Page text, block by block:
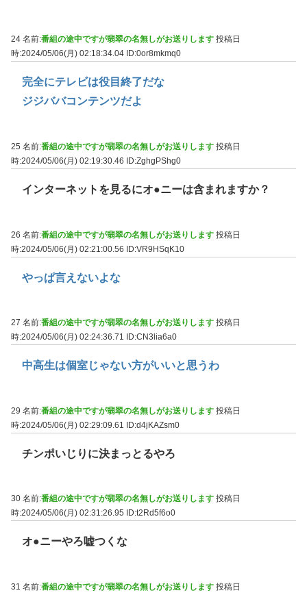
24 名前:番組の途中ですが翡翠の名無しがお送りします 投稿日
時:2024/05/06(月) 02:18:34.04 ID:0or8mkmq0
完全にテレビは役目終了だな
ジジババコンテンツだよ
25 名前:番組の途中ですが翡翠の名無しがお送りします 投稿日
時:2024/05/06(月) 02:19:30.46
ID:ZghgPShg0
インターネットを見るにオ●ニーは含まれますか？
26 名前:番組の途中ですが翡翠の名無しがお送りします 投稿日
時:2024/05/06(月) 02:21:00.56 ID:VR9HSqK10
やっぱ言えないよな
27 名前:番組の途中ですが翡翠の名無しがお送りします 投稿日
時:2024/05/06(月) 02:24:36.71
ID:CN3lia6a0
中高生は個室じゃない方がいいと思うわ
29 名前:番組の途中ですが翡翠の名無しがお送りします 投稿日
時:2024/05/06(月) 02:29:09.61 ID:d4jKAZsm0
チンポいじりに決まっとるやろ
30 名前:番組の途中ですが翡翠の名無しがお送りします 投稿日
時:2024/05/06(月) 02:31:26.95
ID:t2Rd5f6o0
オ●ニーやろ嘘つくな
31 名前:番組の途中ですが翡翠の名無しがお送りします 投稿日